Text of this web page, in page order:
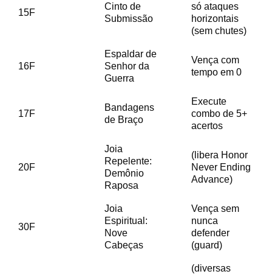
15F
Cinto de
Submissão
só ataques
horizontais
(sem chutes)
16F
Espaldar de
Senhor da
Guerra
Vença com
tempo em 0
17F
Bandagens
de Braço
Execute
combo de 5+
acertos
20F
Joia
Repelente:
Demônio
Raposa
(libera Honor
Never Ending
Advance)
30F
Joia
Espiritual:
Nove
Cabeças
Vença sem
nunca
defender
(guard)
(diversas